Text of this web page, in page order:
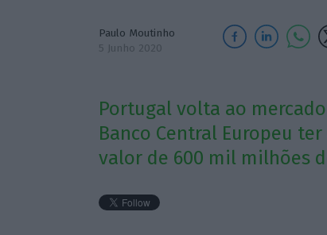
Paulo Moutinho
5 Junho 2020
Portugal volta ao
Banco Central Europeu
valor de 600 mil milhões